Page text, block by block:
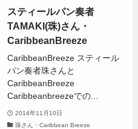
スティールパン奏者
TAMAKI(珠)さん・
CaribbeanBreeze
CaribbeanBreeze スティール
パン奏者珠さんと
CaribbeanBreeze
Caribbeanbreezeでの...
2014年11月10日
珠さん・Caribbean Breeze